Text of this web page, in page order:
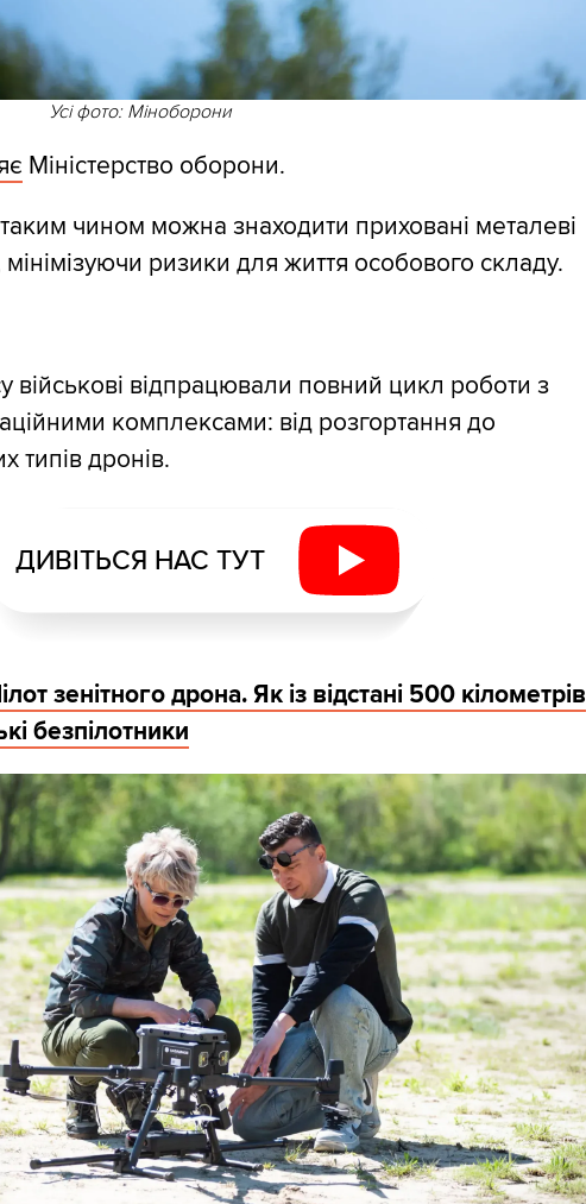
Усі фото: Міноборони
Міністерство оборони.
чином можна знаходити приховані металеві
мінімізуючи ризики для життя особового складу.
військові відпрацювали повний цикл роботи з
комплексами: від розгортання до
типів дронів.
ДИВІТЬСЯ НАС ТУТ
зенітного дрона. Як із відстані 500 кілометрів
безпілотники